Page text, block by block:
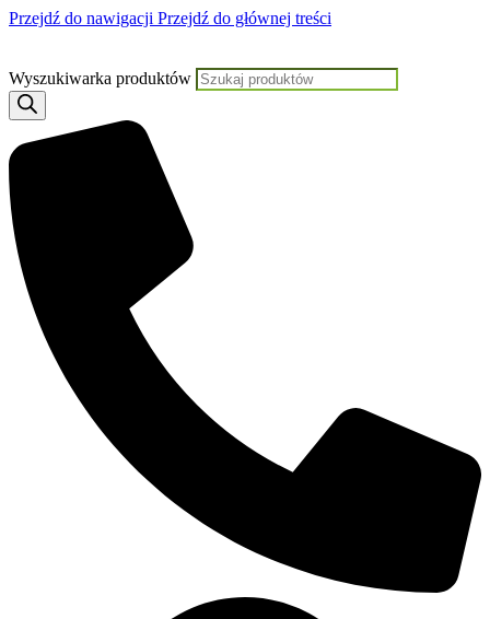
Przejdź do nawigacji Przejdź do głównej treści
Wyszukiwarka produktów